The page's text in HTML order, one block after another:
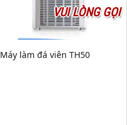
VUI LÒNG GỌI
Máy làm đá viên TH50